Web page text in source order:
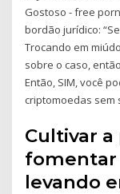
Gostoso - free
bordão jurídico:
Trocando em
sobre o caso,
Então, SIM, você
criptomoedas sem
Cultivar
fomentar
levando